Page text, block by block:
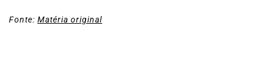
Fonte: Matéria original